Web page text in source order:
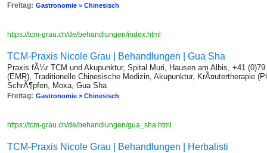
Freitag: Gastronomie > Chinesisch
https://tcm-grau.ch/de/behandlungen/index.html
TCM-Praxis Nicole Grau | Behandlungen | Gua Sha
Praxis fÃ¼r TCM und Akupunktur, Spital Muri, Hausen am Albis, +41
(EMR), Traditionelle Chinesische Medizin, Akupunktur, KrÃ¤utertherapie
SchrÃ¶pfen, Moxa, Gua Sha
Freitag: Gastronomie > Chinesisch
https://tcm-grau.ch/de/behandlungen/gua_sha.html
TCM-Praxis Nicole Grau | Behandlungen | Herbalisti